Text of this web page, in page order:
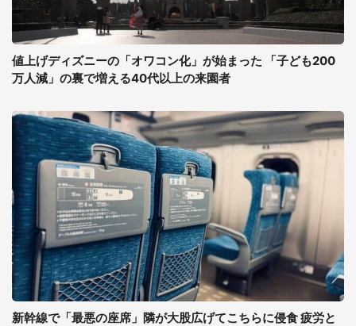
値上げディズニーの「オワコン化」が始まった 「子ども200
万人減」の裏で増える40代以上の来園者
新幹線で「最悪の座席」隣が大股広げてこちらに侵食 疲労と